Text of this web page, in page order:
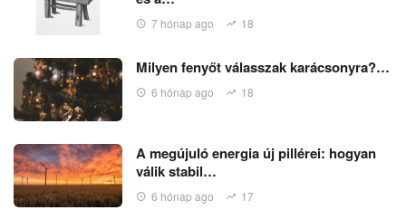
7 hónap ago 18
Milyen fenyőt válasszak karácsonyra?…
6 hónap ago 18
A megújuló energia új pillérei: hogyan
válik stabil…
6 hónap ago 17